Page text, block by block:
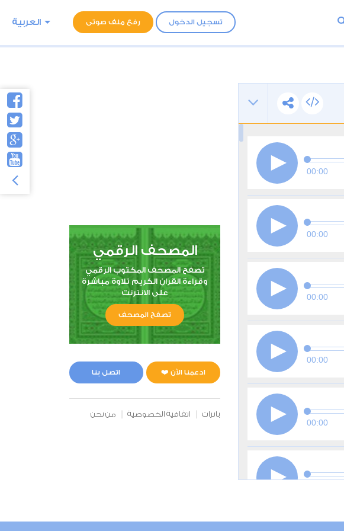
تسجيل الدخول رفع ملف صوتى العربية
00:00
00:00
00:00
00:00
00:00
المصحف الرقمي
تصفح المصحف المكتوب الرقمي
وقراءة القران الكريم تلاوة مباشرة
على الانترنت
تصفح المصحف
ادعمنا الآن ❤️ اتصل بنا
بانرات اتفاقية الخصوصية من نحن